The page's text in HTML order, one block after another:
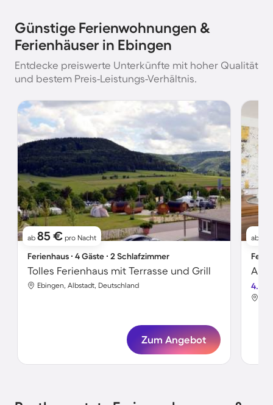
Günstige Ferienwohnungen &
Ferienhäuser in Ebingen
Entdecke preiswerte Unterkünfte mit hoher Qualität
und bestem Preis-Leistungs-Verhältnis.
ab 85 € pro Nacht
Ferienhaus ∙ 4 Gäste ∙ 2 Schlafzimmer
Tolles Ferienhaus mit Terrasse und Grill
Ebingen, Albstadt, Deutschland
Zum Angebot
ab
4.4